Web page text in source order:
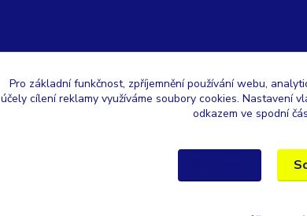
Pro základní funkčnost, zpříjemnění používání webu,
účely cílení reklamy využíváme soubory cookies. Nastavení
odkazem ve spodní